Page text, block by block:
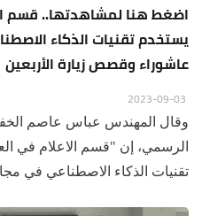
اضغط هنا لمشاهدتها.. قسم
يستخدم تقنيات الذكاء
عاشوراء وقصص زيارة الأربعين
وقال المهندس عباس عاصم
الرسمي، إن "قسم الاعلام في
تقنيات الذكاء الاصطناعي في